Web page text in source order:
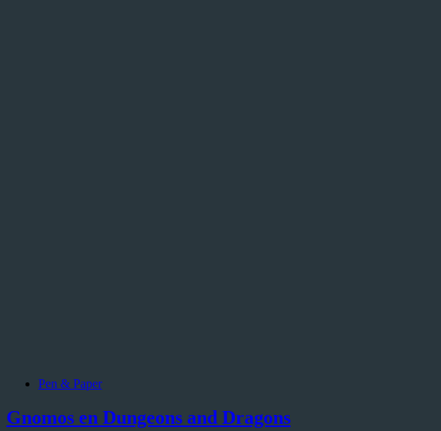
Pen & Paper
Gnomos en Dungeons and Dragons